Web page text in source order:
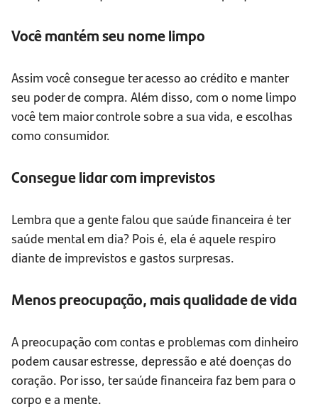
Você mantém seu nome limpo
Assim você consegue ter acesso ao crédito e manter
seu poder de compra. Além disso, com o nome limpo
você tem maior controle sobre a sua vida, e escolhas
como consumidor.
Consegue lidar com imprevistos
Lembra que a gente falou que saúde financeira é ter
saúde mental em dia? Pois é, ela é aquele respiro
diante de imprevistos e gastos surpresas.
Menos preocupação, mais qualidade de vida
A preocupação com contas e problemas com dinheiro
podem causar estresse, depressão e até doenças do
coração. Por isso, ter saúde financeira faz bem para o
corpo e a mente.